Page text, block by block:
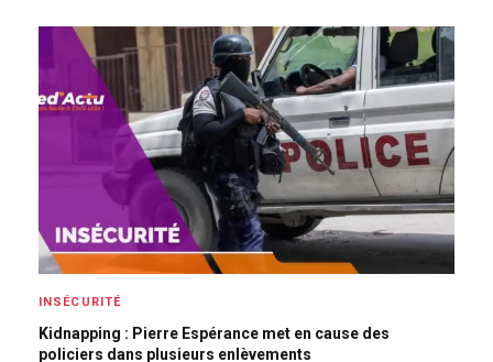
INSÉCURITÉ
Kidnapping : Pierre Espérance met en cause des
policiers dans plusieurs enlèvements